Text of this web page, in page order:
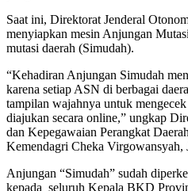
Saat ini, Direktorat Jenderal
menyiapkan mesin Anjungan
mutasi daerah (Simudah).
“Kehadiran Anjungan Simudah
karena setiap ASN di berbagai
tampilan wajahnya untuk
diajukan secara online,” ungkap
dan Kepegawaian Perangkat
Kemendagri Cheka Virgowansyah,
Anjungan “Simudah” sudah
kepada seluruh Kepala BKD